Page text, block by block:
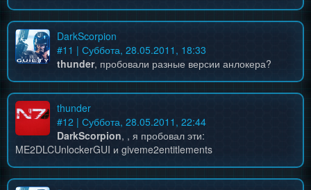
DarkScorpion
#11 | Суббота, 28.05.2011, 18:33
thunder, пробовали разные версии анлокера?
thunder
#12 | Суббота, 28.05.2011, 22:44
DarkScorpion, , я пробовал эти:
ME2DLCUnlockerGUI и giveme2entitlements